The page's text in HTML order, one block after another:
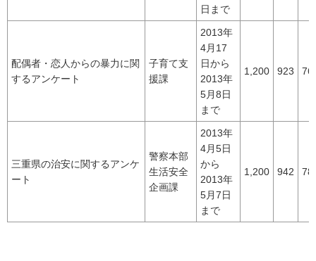
日まで
配偶者・恋人からの暴力に関
するアンケート
子育て支
援課
2013年
4月17
日から
2013年
5月8日
まで
1,200 923
三重県の治安に関するアンケ
ート
警察本部
生活安全
企画課
2013年
4月5日
から
2013年
5月7日
まで
1,200 942